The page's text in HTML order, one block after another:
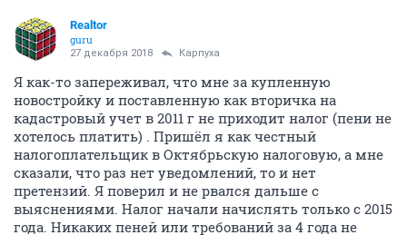
Realtor
guru
27 декабря 2018 Карпуха
Я как-то запереживал, что мне за купленную
новостройку и поставленную как вторичка на
кадастровый учет в 2011 г не приходит налог (пени не
хотелось платить) . Пришёл я как честный
налогоплательщик в Октябрьскую налоговую, а мне
сказали, что раз нет уведомлений, то и нет
претензий. Я поверил и не рвался дальше с
выяснениями. Налог начали начислять только с 2015
года. Никаких пеней или требований за 4 года не